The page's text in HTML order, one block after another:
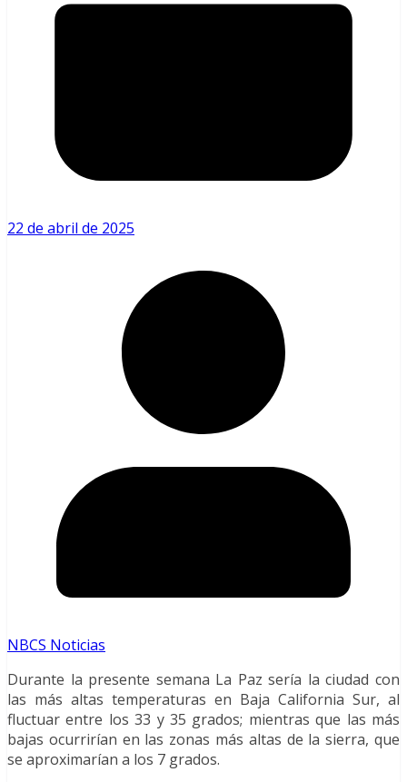
22 de abril de 2025
NBCS Noticias
Durante la presente semana La Paz sería la ciudad con
las más altas temperaturas en Baja California Sur, al
fluctuar entre los 33 y 35 grados; mientras que las más
bajas ocurrirían en las zonas más altas de la sierra, que
se aproximarían a los 7 grados.